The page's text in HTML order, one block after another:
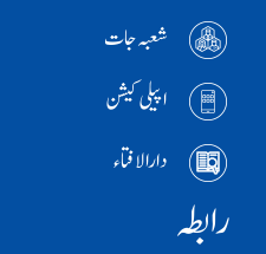
شعبہ جات
اپیلی کیشن
دارالافتاء
رابطہ